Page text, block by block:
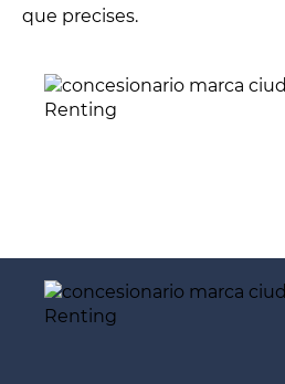
que precises.